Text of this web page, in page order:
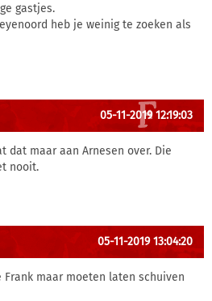
gastjes.
heb je weinig te zoeken als
05-11-2019 12:19:03
dat maar aan Arnesen over. Die
nooit.
05-11-2019 13:04:20
maar moeten laten schuiven